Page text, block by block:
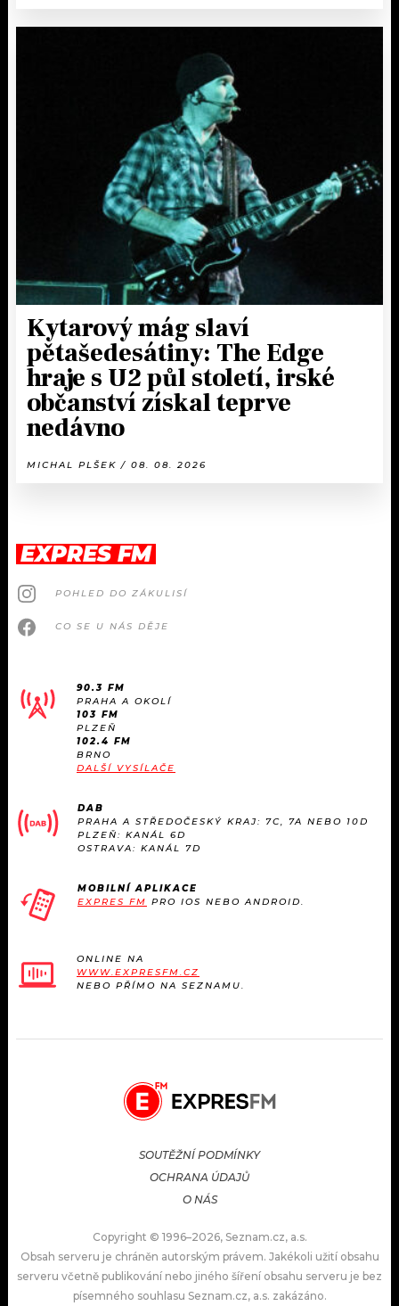
Kytarový mág slaví
pětašedesátiny: The Edge
hraje s U2 půl století, irské
občanství získal teprve
nedávno
MICHAL PLŠEK / 08. 08. 2026
EXPRES FM
POHLED DO ZÁKULISÍ
CO SE U NÁS DĚJE
90.3 FM
PRAHA A OKOLÍ
103 FM
PLZEŇ
102.4 FM
BRNO
DALŠÍ VYSÍLAČE
DAB
PRAHA A STŘEDOČESKÝ KRAJ: 7C, 7A NEBO 10D
PLZEŇ: KANÁL 6D
OSTRAVA: KANÁL 7D
MOBILNÍ APLIKACE
EXPRES FM PRO IOS NEBO ANDROID.
ONLINE NA
WWW.EXPRESFM.CZ
NEBO PŘÍMO NA SEZNAMU.
SOUTĚŽNÍ PODMÍNKY
OCHRANA ÚDAJŮ
O NÁS
Copyright © 1996–2026, Seznam.cz, a.s.
Obsah serveru je chráněn autorským právem. Jakékoli užití obsahu
serveru včetně publikování nebo jiného šíření obsahu serveru je bez
písemného souhlasu Seznam.cz, a.s. zakázáno.